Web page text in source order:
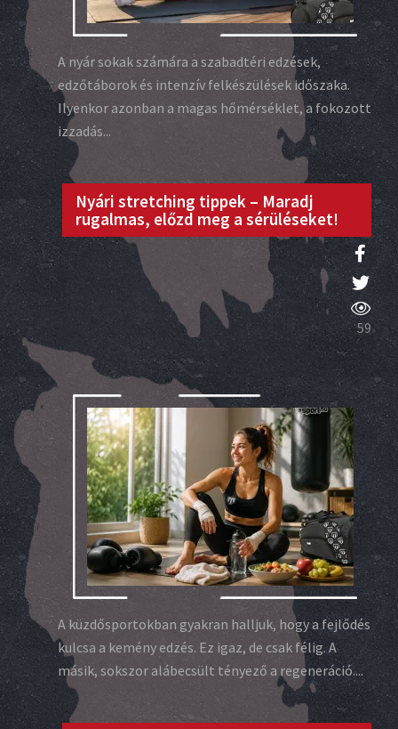
A nyár sokak számára a szabadtéri edzések,
edzőtáborok és intenzív felkészülések időszaka.
Ilyenkor azonban a magas hőmérséklet, a fokozott
izzadás...
Nyári stretching tippek – Maradj
rugalmas, előzd meg a sérüléseket!
59
A küzdősportokban gyakran halljuk, hogy a fejlődés
kulcsa a kemény edzés. Ez igaz, de csak félig. A
másik, sokszor alábecsült tényező a regeneráció....